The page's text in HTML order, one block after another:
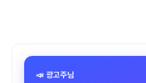
📣 광고주님